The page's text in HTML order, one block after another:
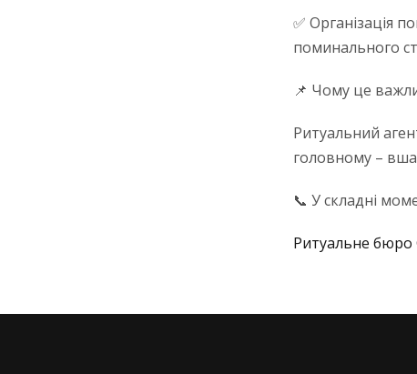
✅ Організація
поминального
📌 Чому це
Ритуальний
головному –
📞 У складні
Ритуальне бюро